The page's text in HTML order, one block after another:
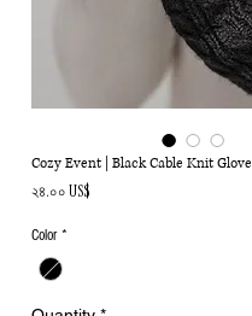
Cozy Event | Black Cable Knit Glove
২৪.০০ US$
Color *